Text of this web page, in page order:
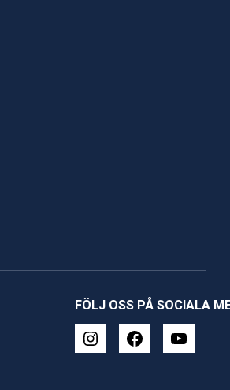
FÖLJ OSS PÅ SOCIALA